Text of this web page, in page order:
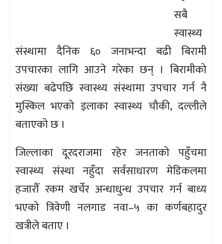
सबै
स्वास्थ्य
संस्थामा दैनिक ६० जनाभन्दा बढी बिरामी
उपचारका लागि आउने गरेका छन् । बिरामीको
संख्या बढेपछि स्वास्थ्य संस्थामा उपचार गर्न नै
मुस्किल भएको इलाका स्वास्थ्य चौकी, दल्लीले
बताएको छ ।
जिल्लाका दूरदराजमा रहेर जनताको पहुँचमा
स्वास्थ्य संस्था नहुँदा सर्वसाधारण मेडिकलमा
हजारौँ रकम खर्चेर अन्धाधुन्ध उपचार गर्न बाध्य
भएको त्रिवेणी नलगाड नवा–५ का कर्णबहादुर
खत्रीले बताए ।